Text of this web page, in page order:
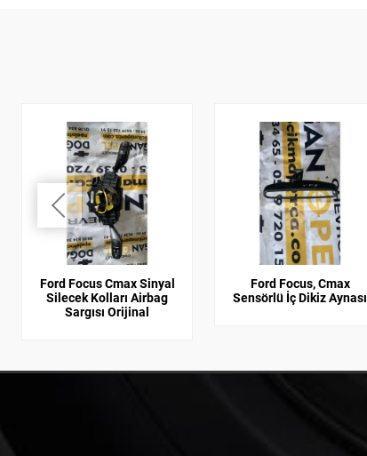
Ford Focus Cmax Sinyal
Silecek Kolları Airbag
Sargısı Orijinal
Ford Focus, Cmax
Sensörlü İç Dikiz Aynası